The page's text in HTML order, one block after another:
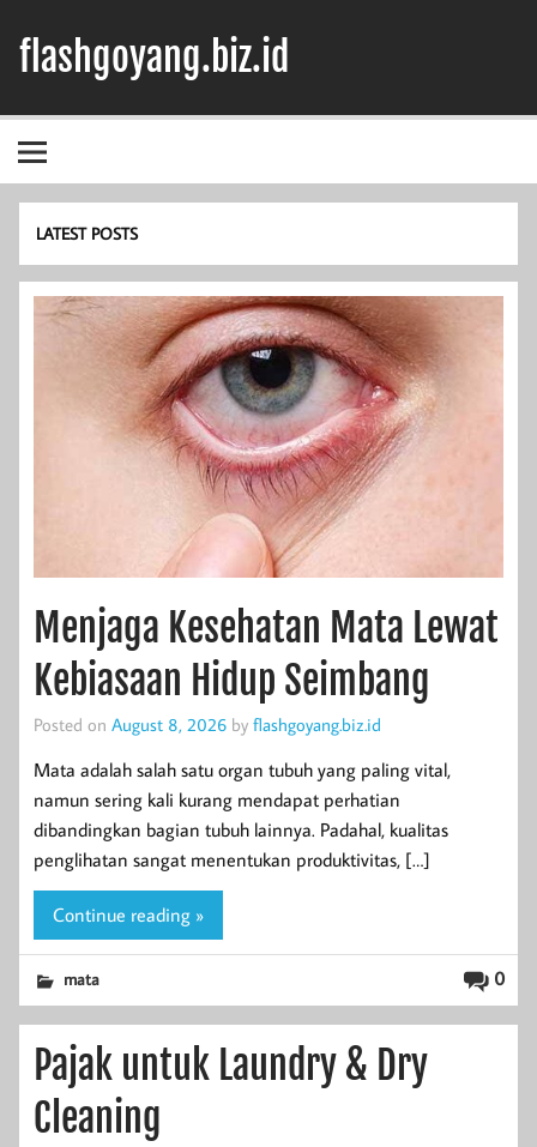
content
flashgoyang.biz.id
LATEST POSTS
Menjaga Kesehatan Mata Lewat
Kebiasaan Hidup Seimbang
Posted on August 8, 2026 by flashgoyang.biz.id
Mata adalah salah satu organ tubuh yang paling vital,
namun sering kali kurang mendapat perhatian
dibandingkan bagian tubuh lainnya. Padahal, kualitas
penglihatan sangat menentukan produktivitas, […]
Continue reading »
0
mata
Pajak untuk Laundry & Dry
Cleaning